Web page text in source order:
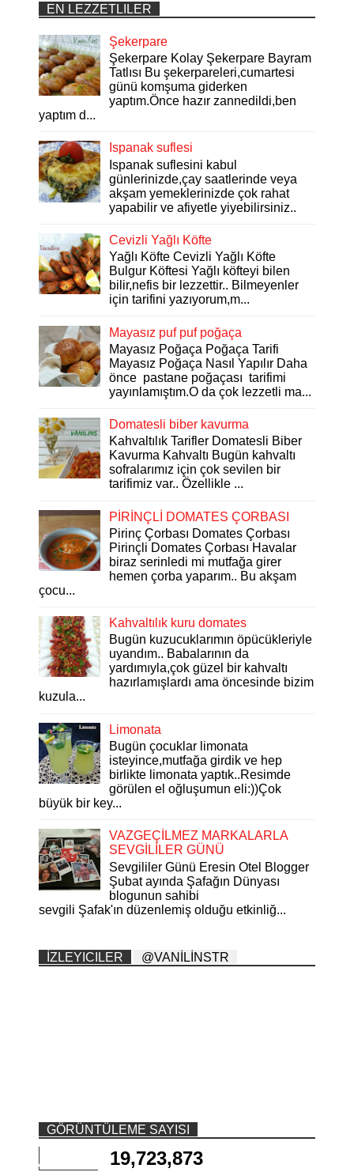
EN LEZZETLILER
Şekerpare
Şekerpare Kolay Şekerpare Bayram
Tatlısı Bu şekerpareleri,cumartesi
günü komşuma giderken
yaptım.Önce hazır zannedildi,ben
yaptım d...
Ispanak suflesi
Ispanak suflesini kabul
günlerinizde,çay saatlerinde veya
akşam yemeklerinizde çok rahat
yapabilir ve afiyetle yiyebilirsiniz..
Cevizli Yağlı Köfte
Yağlı Köfte Cevizli Yağlı Köfte
Bulgur Köftesi Yağlı köfteyi bilen
bilir,nefis bir lezzettir.. Bilmeyenler
için tarifini yazıyorum,m...
Mayasız puf puf poğaça
Mayasız Poğaça Poğaça Tarifi
Mayasız Poğaça Nasıl Yapılır Daha
önce pastane poğaçası tarifimi
yayınlamıştım.O da çok lezzetli ma...
Domatesli biber kavurma
Kahvaltılık Tarifler Domatesli Biber
Kavurma Kahvaltı Bugün kahvaltı
sofralarımız için çok sevilen bir
tarifimiz var.. Özellikle ...
PİRİNÇLİ DOMATES ÇORBASI
Pirinç Çorbası Domates Çorbası
Pirinçli Domates Çorbası Havalar
biraz serinledi mi mutfağa girer
hemen çorba yaparım.. Bu akşam
çocu...
Kahvaltılık kuru domates
Bugün kuzucuklarımın öpücükleriyle
uyandım.. Babalarının da
yardımıyla,çok güzel bir kahvaltı
hazırlamışlardı ama öncesinde bizim
kuzula...
Limonata
Bugün çocuklar limonata
isteyince,mutfağa girdik ve hep
birlikte limonata yaptık..Resimde
görülen el oğluşumun eli:))Çok
büyük bir key...
VAZGEÇİLMEZ MARKALARLA
SEVGİLİLER GÜNÜ
Sevgililer Günü Eresin Otel Blogger
Şubat ayında Şafağın Dünyası
blogunun sahibi
sevgili Şafak'ın düzenlemiş olduğu etkinliğ...
İZLEYICILER @VANİLİNSTR
GÖRÜNTÜLEME SAYISI
19,723,873